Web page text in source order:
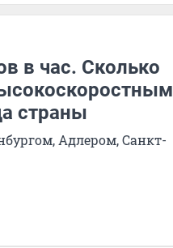
в час. Сколько
страны
Адлером, Санкт-